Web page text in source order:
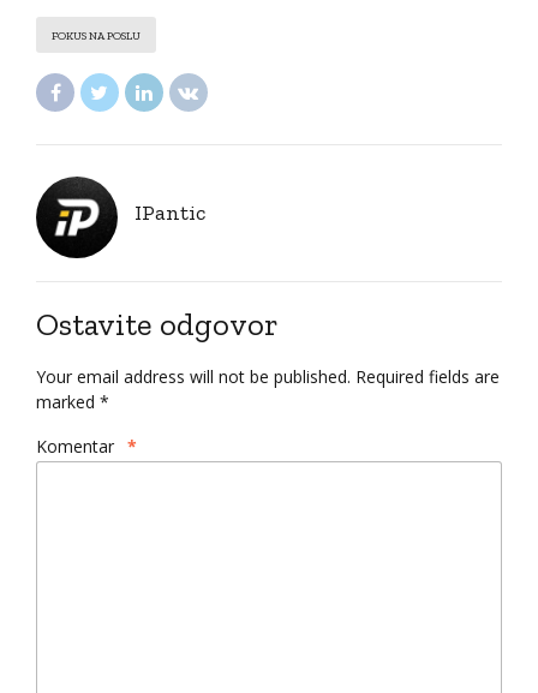
FOKUS NA POSLU
IPantic
Ostavite odgovor
Your email address will not be published. Required fields are
marked *
Komentar *